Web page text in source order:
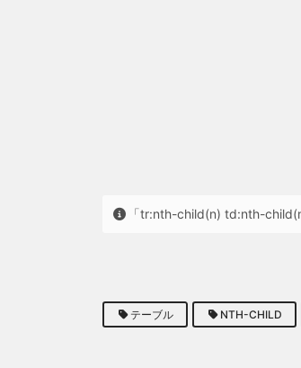
「tr:nth-child(n) td:nth-
テーブル NTH-CHILD